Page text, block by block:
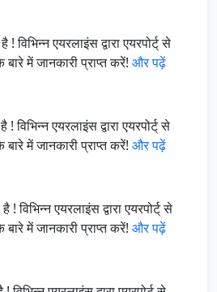
एयरलाइंस द्वारा एयरपोर्ट् से
में जानकारी प्राप्त करें! और पढ़ें
एयरलाइंस द्वारा एयरपोर्ट् से
में जानकारी प्राप्त करें! और पढ़ें
एयरलाइंस द्वारा एयरपोर्ट् से
में जानकारी प्राप्त करें! और पढ़ें